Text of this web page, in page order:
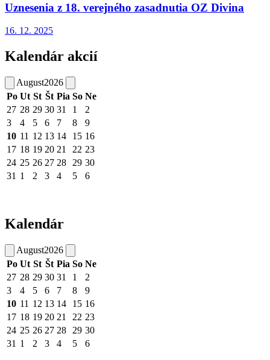
Uznesenia z 18. verejného zasadnutia OZ Divina
16. 12. 2025
Kalendár akcií
August2026
Po Ut St Št Pia So Ne
27 28 29 30 31 1
2
3
4 5 6 7 8
9
10 11 12 13 14 15 16
17 18 19 20 21 22 23
24 25 26 27 28 29 30
31 1 2 3 4 5 6
Kalendár
August2026
Po Ut St Št Pia So Ne
27 28 29 30 31 1
2
3
4 5 6 7 8
9
10 11 12 13 14 15 16
17 18 19 20 21 22 23
24 25 26 27 28 29 30
31 1 2 3 4 5 6